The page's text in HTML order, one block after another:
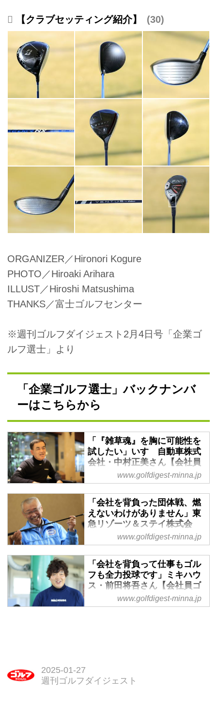
【クラブセッティング紹介】 30
ORGANIZER／Hironori Kogure
PHOTO／Hiroaki Arihara
ILLUST／Hiroshi Matsushima
THANKS／富士ゴルフセンター
※週刊ゴルフダイジェスト2月4日号「企業ゴ
ルフ選士」より
「企業ゴルフ選士」バックナンバ
ーはこちらから
「『雑草魂』を胸に可能性を
試したい」いすゞ自動車株式
会社・中村正美さん【会社員
ゴルファー紹介】 - みんなの
ゴルフダイジェスト
「週刊ゴルフダイジェスト」の会
社員ゴルファーにフォーカスする
連載「企業ゴルフ選士」。“選
士”という造語は、戦うだけのゴ
ルファーではなく、会社に認めら
れ、選ばれたゴルファーだから。
1月28日に掲載した22人目の「企
業ゴルフ選士」。「みんなのゴル
フダイジェスト」でも紹介しよ
www.golfdigest-minna.jp
「会社を背負った団体戦、燃
えないわけがありません」東
急リゾーツ＆ステイ株式会
社・久我努さん【会社員ゴル
ファー紹介】 - みんなのゴル
フダイジェスト
「週刊ゴルフダイジェスト」の会
社員ゴルファーにフォーカスする
連載「企業ゴルフ選士」。“選
士”という造語は、戦うだけのゴ
www.golfdigest-minna.jp
「会社を背負って仕事もゴル
フも全力投球です」ミキハウ
ス・前田将吾さん【会社員ゴ
ルファー紹介】 - みんなのゴ
ルフダイジェスト
れ、選ばれたゴルファーだから。
www.golfdigest-minna.jp
2025-01-27
週刊ゴルフダイジェスト